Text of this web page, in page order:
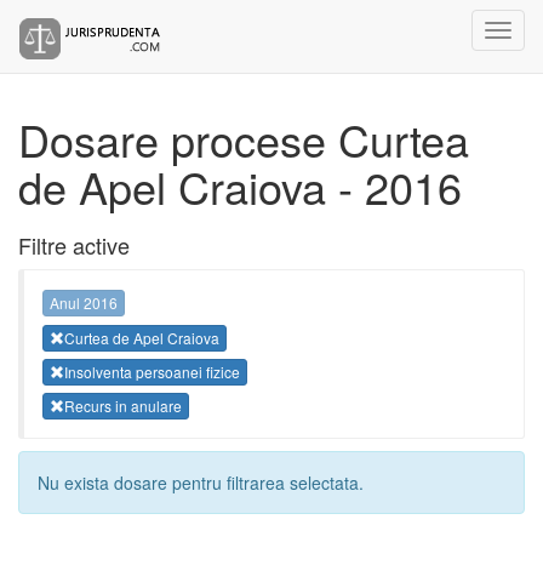
Dosare procese Curtea
de Apel Craiova - 2016
Filtre active
Anul 2016
Curtea de Apel Craiova
Insolventa persoanei fizice
Recurs in anulare
Nu exista dosare pentru filtrarea selectata.